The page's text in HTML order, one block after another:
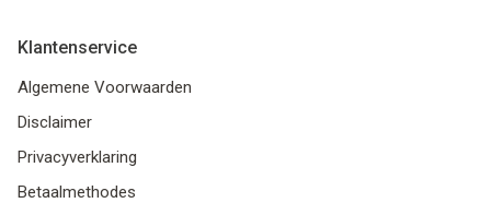
Klantenservice
Algemene Voorwaarden
Disclaimer
Privacyverklaring
Betaalmethodes